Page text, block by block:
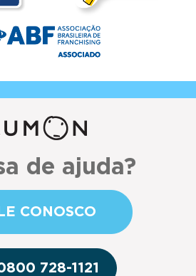
de ajuda?
CONOSCO
728-1121